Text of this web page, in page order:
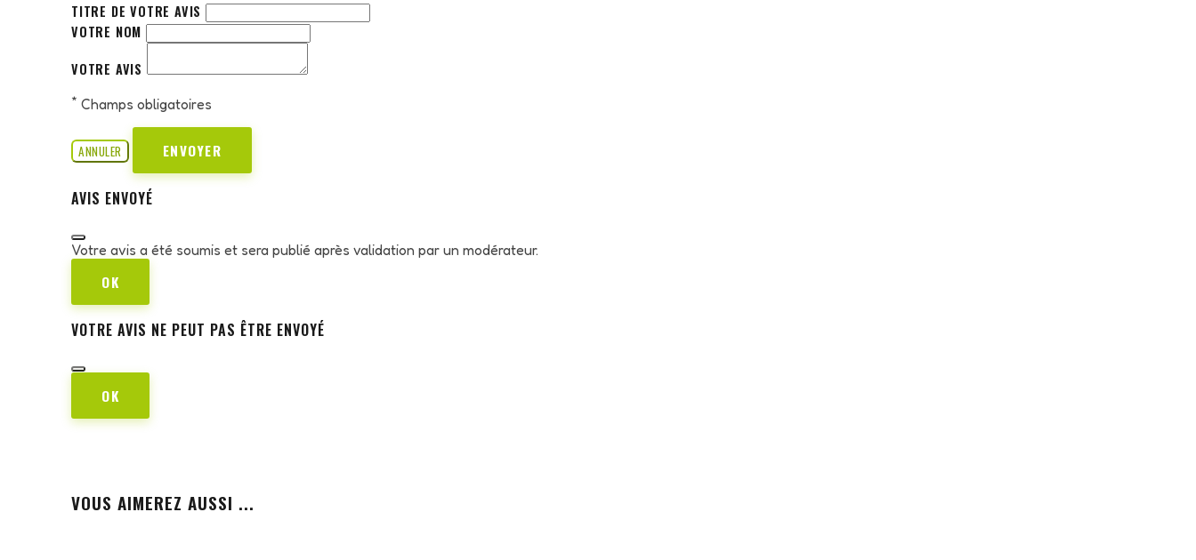
TITRE DE VOTRE AVIS
VOTRE NOM
VOTRE AVIS
* Champs obligatoires
ANNULER ENVOYER
AVIS ENVOYÉ
Votre avis a été soumis et sera publié après validation par un modérateur.
OK
VOTRE AVIS NE PEUT PAS ÊTRE ENVOYÉ
OK
VOUS AIMEREZ AUSSI ...